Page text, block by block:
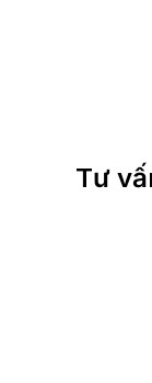
Tư